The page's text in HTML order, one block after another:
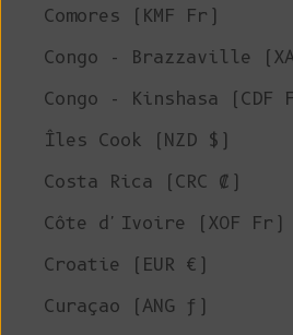
Comores (KMF Fr)
Congo - Brazzaville
Congo - Kinshasa (CDF
Îles Cook (NZD $)
Costa Rica (CRC ₡)
Côte d'Ivoire (XOF Fr)
Croatie (EUR €)
Curaçao (ANG ƒ)